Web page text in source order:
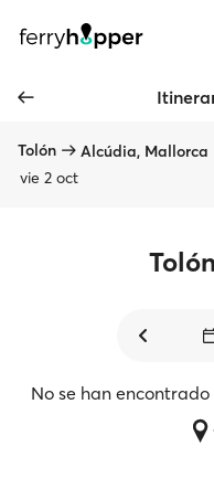
Tolón
Alcúdia, Mallorca
vie 2 oct
Tolón
No se han